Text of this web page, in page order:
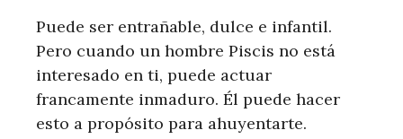
Puede ser entrañable, dulce e infantil.
Pero cuando un hombre Piscis no está
interesado en ti, puede actuar
francamente inmaduro. Él puede hacer
esto a propósito para ahuyentarte.